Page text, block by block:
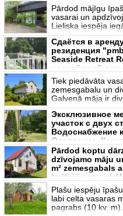
Pārdod mājīgu
vasarai un
Lieliska iespēja
Сдаётся в
резиденция
Seaside Retreat
уединённый дом
Tiek piedāvāta
zemesgabalu un
Galvenā māja ir
Эксклюзивное
участок с двух
Водоснабжение
Отопление,
Бойлер
Pārdod koptu
dzīvojamo māju
m² zemesgabals
teritoriju un vairāk
Plašu iespēju
labi celta vasaras
pagrabs (10 kv.